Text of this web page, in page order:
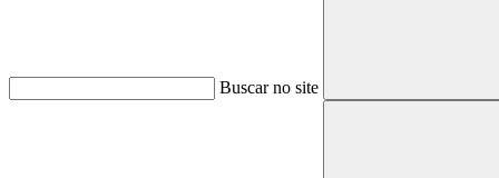
Buscar no site